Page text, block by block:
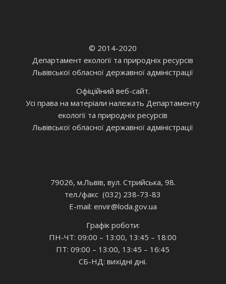
© 2014-2020
Департамент екології та природніх ресурсів
Львівської обласної державної адміністрації
Офіційний веб-сайт.
Усі права на матеріали належать Департаменту
екології та природніх ресурсів
Львівської обласної державної адміністрації
79026, м.Львів, вул. Стрийська, 98.
тел./факс (032) 238-73-83
E-mail: envir@loda.gov.ua
Графік роботи:
ПН-ЧТ: 09:00 – 13:00, 13:45 – 18:00
ПТ: 09:00 – 13:00, 13:45 – 16:45
СБ-НД: вихідні дні.